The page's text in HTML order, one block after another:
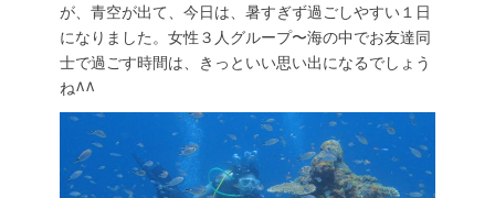
が、青空が出て、今日は、暑すぎず過ごしやすい１日
になりました。女性３人グループ〜海の中でお友達同
士で過ごす時間は、きっといい思い出になるでしょう
ね^^